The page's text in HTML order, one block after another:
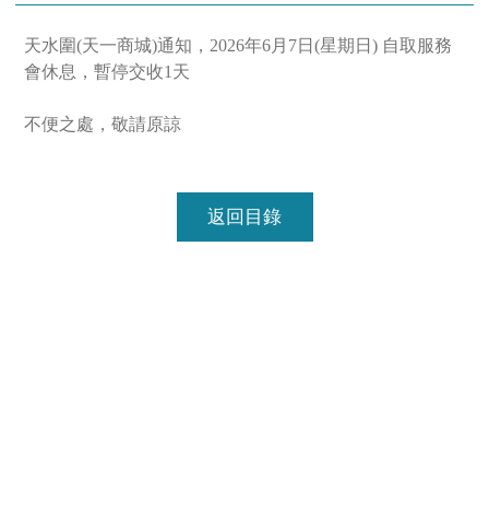
天水圍(天一商城)通知，2026年6月7日(星期日) 自取服務
會休息，暫停交收1天
不便之處，敬請原諒
返回目錄